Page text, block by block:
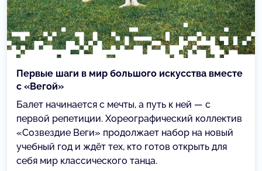
Первые шаги в мир большого искусства вместе
с «Вегой»
Балет начинается с мечты, а путь к ней — с
первой репетиции. Хореографический коллектив
«Созвездие Веги» продолжает набор на новый
учебный год и ждёт тех, кто готов открыть для
себя мир классического танца.